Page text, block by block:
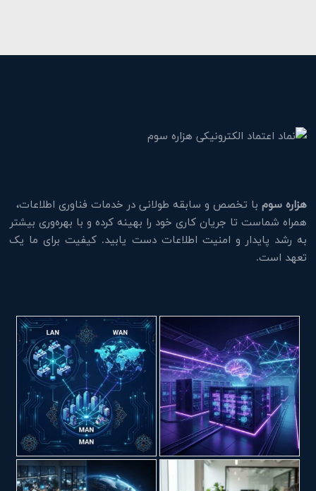
هزاره سوم با تخصص و سابقه طولانی در خدمات فناوری اطلاعات،
همراه شماست تا جریان کاری خود را بهینه کرده و با بهره‌وری بیشتر
به رشد پایدار و امنیت اطلاعات دست یابید. کیفیت برای ما یک
تعهد است.